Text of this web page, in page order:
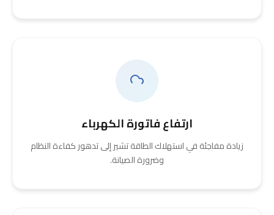
ارتفاع فاتورة الكهرباء
زيادة مفاجئة في استهلاك الطاقة تشير إلى تدهور كفاءة النظام
وضرورة الصيانة.